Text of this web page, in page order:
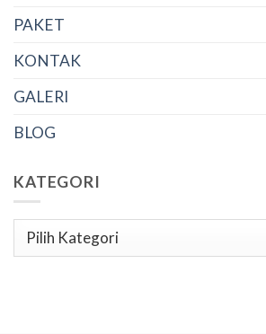
PAKET
KONTAK
GALERI
BLOG
KATEGORI
Kategori